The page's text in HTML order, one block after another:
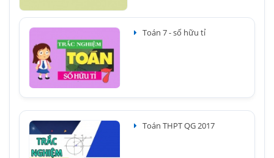
Toán 7 - số hữu tỉ
Toán THPT QG 2017